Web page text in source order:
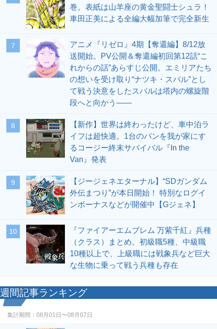
巻。表紙は山羊座の黄金聖闘士シュラ！
車田正美による全編大幅加筆で完全新生
7
アニメ『リゼロ』4期【奪還編】8/12放
送開始。PV公開＆奪還編初回第12話“こ
れからの話”あらすじ公開。エミリアたち
の想いを受け取り“ナツキ・スバル”とし
て戦う決意をしたスバルは塔内の螺旋階
段へと向かう――
8
【新作】世界は終わったけど、車中泊ラ
イフは超快適。1台のバンを我が家にす
るコージー終末サバイバル『In the
Van』発表
9
【ジージェネエターナル】“SDガンダム
外伝まつり”が本日開始！ 特別なログイ
ンボーナスなどが開催中【Gジェネ】
10
『ファイアーエムブレム 万紫千紅』兵種
（クラス）まとめ。初級職5種、中級職
10種以上で、上級職には戦象兵など巨大
な生物に乗って戦う兵種も存在
週間記事ランキング
集計期間： 08月01日〜08月07日